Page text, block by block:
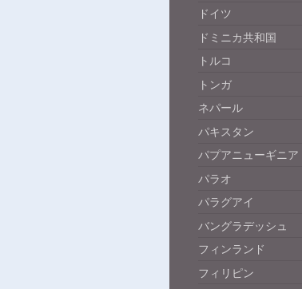
ドイツ
ドミニカ共和国
トルコ
トンガ
ネパール
パキスタン
パプアニューギニア
パラオ
パラグアイ
バングラデッシュ
フィンランド
フィリピン